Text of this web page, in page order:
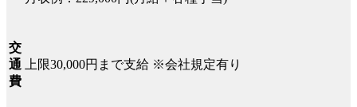
交
通
費
上限30,000円まで支給 ※会社規定有り